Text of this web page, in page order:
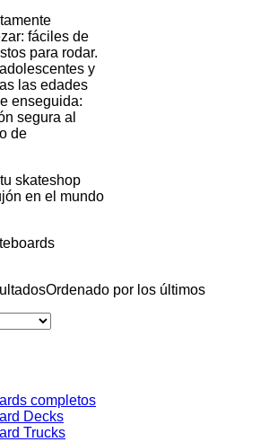
fáciles de
para rodar.
y
las edades
enseguida:
segura al
de
skateshop
en el mundo
Ordenado por los últimos
completos
Decks
Trucks